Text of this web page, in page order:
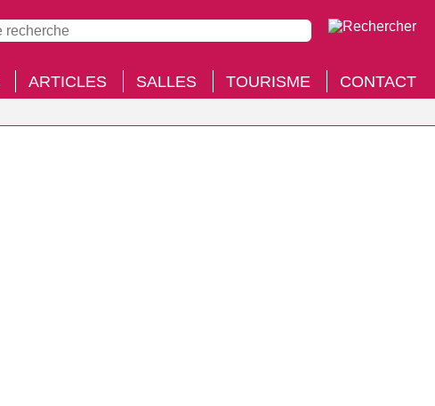
ARTICLES SALLES TOURISME CONTACT